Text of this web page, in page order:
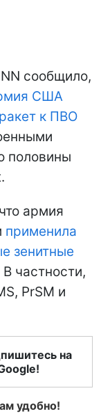
сообщило,
США
к ПВО
половины
армия
применила
зенитные
В частности,
PrSM и
на
удобно!